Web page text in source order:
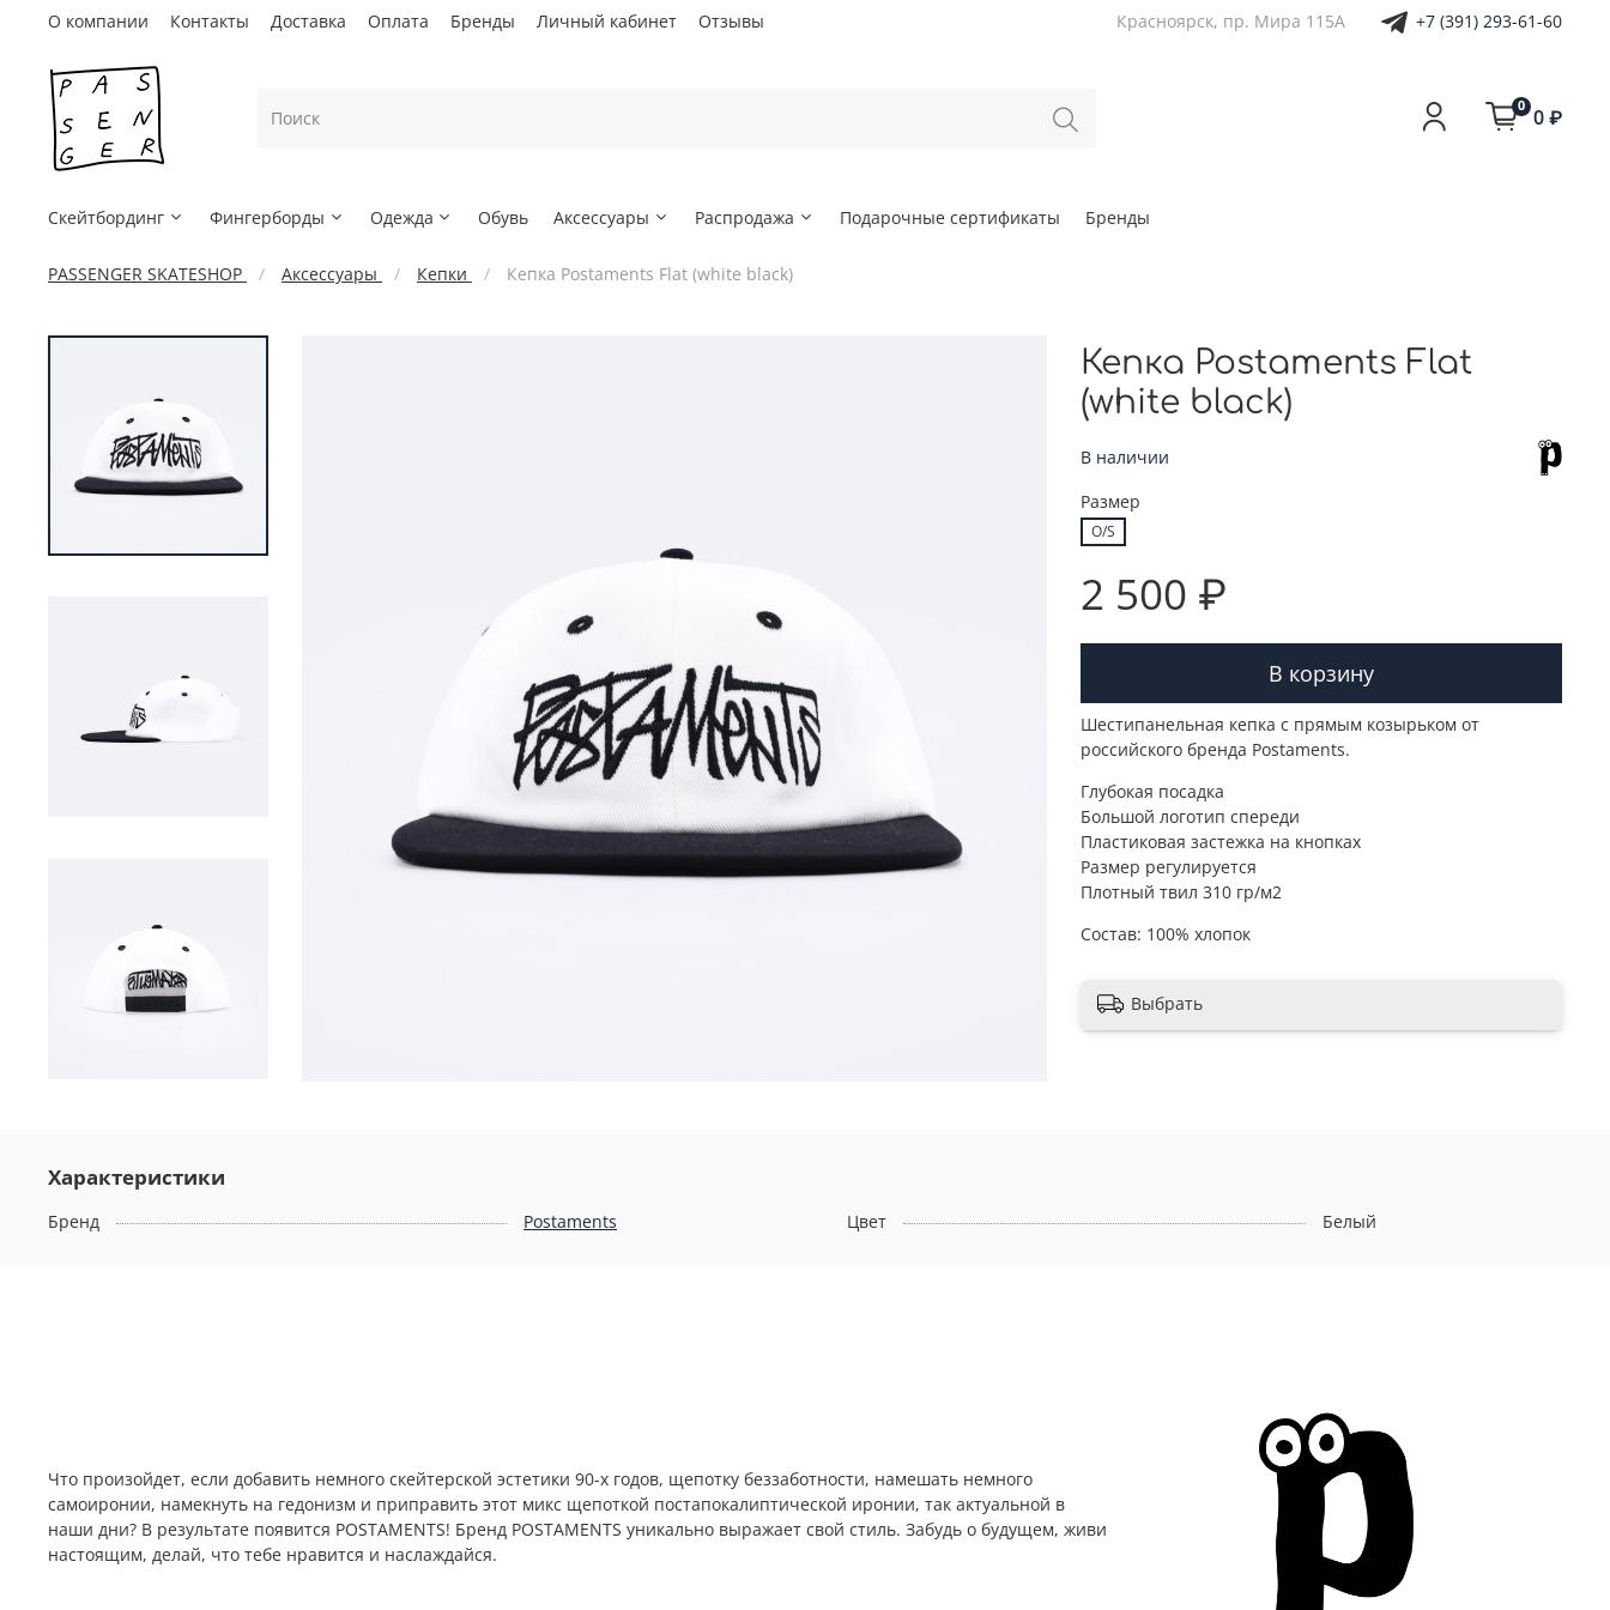
О компании Контакты Доставка Оплата Бренды Личный кабинет Отзывы Красноярск, пр. Мира 115А +7 (391) 293-61-60
0 0 ₽
Скейтбординг Фингерборды Одежда Обувь Аксессуары Распродажа Подарочные сертификаты Бренды
PASSENGER SKATESHOP Аксессуары Кепки Кепка Postaments Flat (white black)
Кепка Postaments Flat
(white black)
В наличии
Размер
O/S
2 500 ₽
В корзину
Шестипанельная кепка с прямым козырьком от
российского бренда Postaments.
Глубокая посадка
Большой логотип спереди
Пластиковая застежка на кнопках
Размер регулируется
Плотный твил 310 гр/м2
Состав: 100% хлопок
Выбрать
Характеристики
Бренд Postaments Цвет Белый
Что произойдет, если добавить немного скейтерской эстетики 90-х годов, щепотку беззаботности, намешать немного
самоиронии, намекнуть на гедонизм и приправить этот микс щепоткой постапокалиптической иронии, так актуальной в
наши дни? В результате появится POSTAMENTS! Бренд POSTAMENTS уникально выражает свой стиль. Забудь о будущем, живи
настоящим, делай, что тебе нравится и наслаждайся.